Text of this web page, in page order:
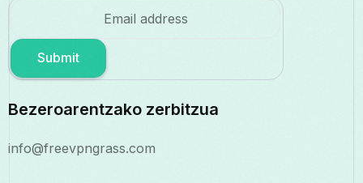
Submit
Bezeroarentzako zerbitzua
info@freevpngrass.com